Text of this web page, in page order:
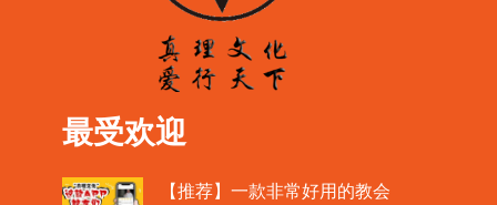
最受欢迎
【推荐】一款非常好用的教会